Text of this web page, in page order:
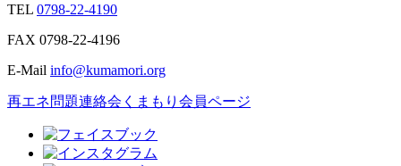
TEL 0798-22-4190
FAX 0798-22-4196
E-Mail info@kumamori.org
再エネ問題連絡会 くまもり会員ページ